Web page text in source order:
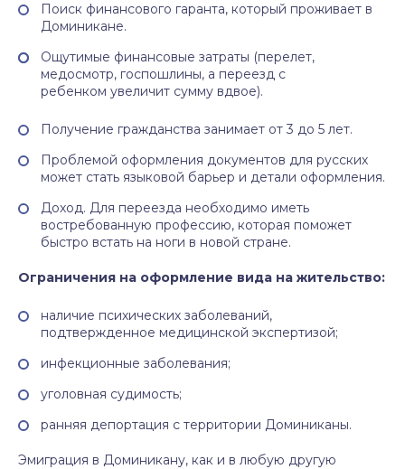
Поиск финансового гаранта, который проживает в
Доминикане.
Ощутимые финансовые затраты (перелет,
медосмотр, госпошлины, а переезд с
ребенком увеличит сумму вдвое).
Получение гражданства занимает от 3 до 5 лет.
Проблемой оформления документов для русских
может стать языковой барьер и детали оформления.
Доход. Для переезда необходимо иметь
востребованную профессию, которая поможет
быстро встать на ноги в новой стране.
Ограничения на оформление вида на жительство:
наличие психических заболеваний,
подтвержденное медицинской экспертизой;
инфекционные заболевания;
уголовная судимость;
ранняя депортация с территории Доминиканы.
Эмиграция в Доминикану, как и в любую другую